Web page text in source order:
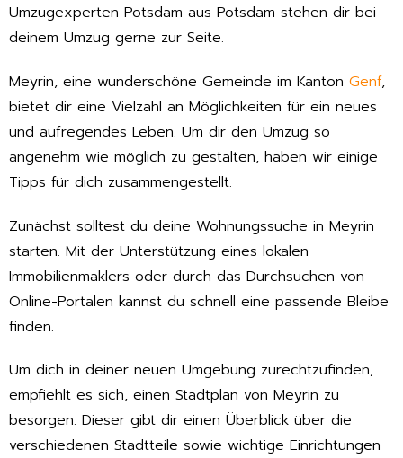
Umzugexperten Potsdam aus Potsdam stehen dir bei
deinem Umzug gerne zur Seite.
Meyrin, eine wunderschöne Gemeinde im Kanton Genf,
bietet dir eine Vielzahl an Möglichkeiten für ein neues
und aufregendes Leben. Um dir den Umzug so
angenehm wie möglich zu gestalten, haben wir einige
Tipps für dich zusammengestellt.
Zunächst solltest du deine Wohnungssuche in Meyrin
starten. Mit der Unterstützung eines lokalen
Immobilienmaklers oder durch das Durchsuchen von
Online-Portalen kannst du schnell eine passende Bleibe
finden.
Um dich in deiner neuen Umgebung zurechtzufinden,
empfiehlt es sich, einen Stadtplan von Meyrin zu
besorgen. Dieser gibt dir einen Überblick über die
verschiedenen Stadtteile sowie wichtige Einrichtungen